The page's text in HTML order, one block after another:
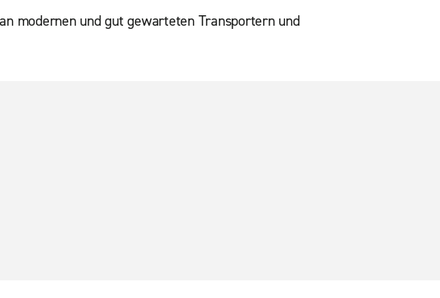
modernen und gut gewarteten Transportern und